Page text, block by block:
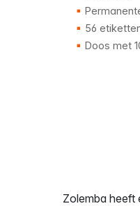
56
Doos met
Zolemba heeft